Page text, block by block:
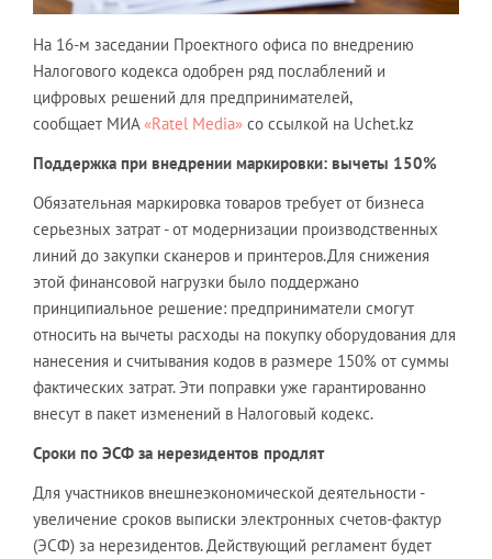
На 16-м заседании Проектного офиса по внедрению
Налогового кодекса одобрен ряд послаблений и
цифровых решений для предпринимателей,
сообщает МИА «Ratel Media» со ссылкой на Uchet.kz
Поддержка при внедрении маркировки: вычеты 150%
Обязательная маркировка товаров требует от бизнеса
серьезных затрат - от модернизации производственных
линий до закупки сканеров и принтеров.Для снижения
этой финансовой нагрузки было поддержано
принципиальное решение: предприниматели смогут
относить на вычеты расходы на покупку оборудования для
нанесения и считывания кодов в размере 150% от суммы
фактических затрат. Эти поправки уже гарантированно
внесут в пакет изменений в Налоговый кодекс.
Сроки по ЭСФ за нерезидентов продлят
Для участников внешнеэкономической деятельности -
увеличение сроков выписки электронных счетов-фактур
(ЭСФ) за нерезидентов. Действующий регламент будет